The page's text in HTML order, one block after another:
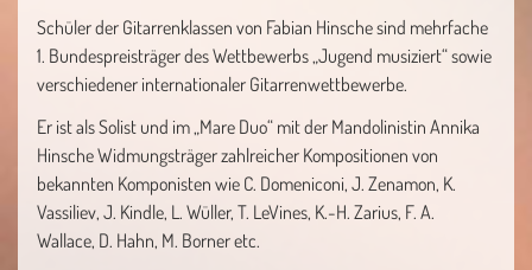
Schüler der Gitarrenklassen von Fabian Hinsche sind mehrfache
1. Bundespreisträger des Wettbewerbs „Jugend musiziert“ sowie
verschiedener internationaler Gitarrenwettbewerbe.
Er ist als Solist und im „Mare Duo“ mit der Mandolinistin Annika
Hinsche Widmungsträger zahlreicher Kompositionen von
bekannten Komponisten wie C. Domeniconi, J. Zenamon, K.
Vassiliev, J. Kindle, L. Wüller, T. LeVines, K.-H. Zarius, F. A.
Wallace, D. Hahn, M. Borner etc.